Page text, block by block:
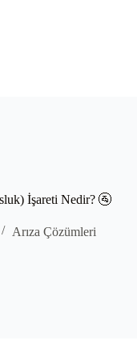
İşareti Nedir? 🚰
Arıza Çözümleri